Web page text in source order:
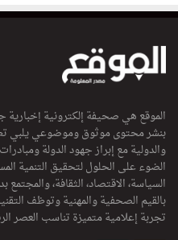
الموقع هي صحيفة إلكترونية إخبارية
بنشر محتوى موثوق وموضوعي يلبي
والدولية مع إبراز جهود الدولة
الضوء على الحلول لتحقيق التنمية
السياسة، الاقتصاد، الثقافة،
بالقيم الصحفية والمهنية وتوظف
تجربة إعلامية متميزة تناسب العصر